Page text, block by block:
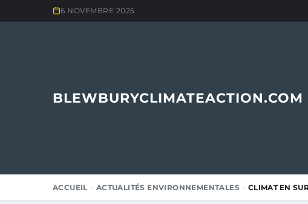
6 NOVEMBRE 2025
BLEWBURYCLIMATEACTION.COM
ACCUEIL ACTUALITÉS ENVIRONNEMENTALES CLIMAT EN